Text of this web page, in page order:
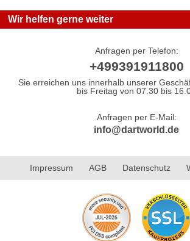
Wir helfen gerne weiter
Anfragen per Telefon:
+499391911800
Sie erreichen uns innerhalb unserer
bis Freitag von 07.30 bis
Anfragen per E-Mail:
info@dartworld.de
Impressum AGB Datenschutz